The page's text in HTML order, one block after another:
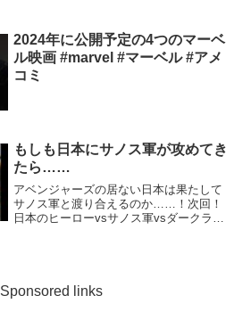
イ、ファルコン、ブラック･ウィドウ）が
力を合わせ、...
2024年に公開予定の4つのマーベ
ル映画 #marvel #マーベル #アメ
コミ
もしも日本にサノス軍が攻めてき
たら……
アベンジャーズの居ない日本は果たして
サノス軍と渡り合えるのか……！次回！
日本のヒーローvsサノス軍vsダークラ
Sponsored links